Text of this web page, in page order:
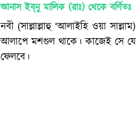
আনাস ইব্‌নু মালিক (রাঃ) থেকে বর্ণিতঃ
নবী (সাল্লাল্লাহু ‘আলাইহি ওয়া
আলাপে মশগুল থাকে। কাজেই সে
ফেলবে।